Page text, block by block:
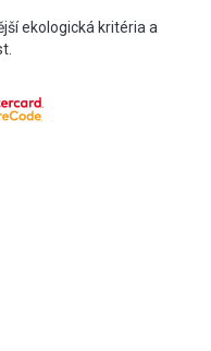
ekologická kritéria a